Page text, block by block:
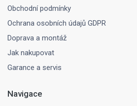
Obchodní podmínky
Ochrana osobních údajů GDPR
Doprava a montáž
Jak nakupovat
Garance a servis
Navigace